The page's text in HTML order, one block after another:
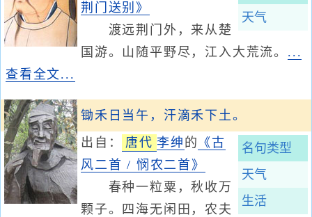
天气
荆门送别》
渡远荆门外，来从楚
国游。山随平野尽，江入大荒流。 ...
查看全文...
锄禾日当午，汗滴禾下土。
名句类型
天气
生活
出自： 唐代 李绅 的 《古
风二首 / 悯农二首》
春种一粒粟，秋收万
颗子。四海无闲田，农夫